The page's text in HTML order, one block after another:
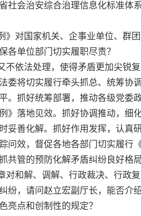
会治安综合治理信息化标准体
》对国家机关、企事业单位、群
各单位部门切实履职尽责？
依法处理，使得矛盾更加尖锐
将切实履行牵头抓总、统筹协
抓好统筹部署，推动各级党委
》落地见效。抓好协调推动，细
善化解。抓好作用发挥，认真
问效，督促各地各部门切实履行
管的预防化解矛盾纠纷良好格局
对和解、调解、行政裁决、行政
，请问赵立宏副厅长，能否介
亮点和创制性的规定？